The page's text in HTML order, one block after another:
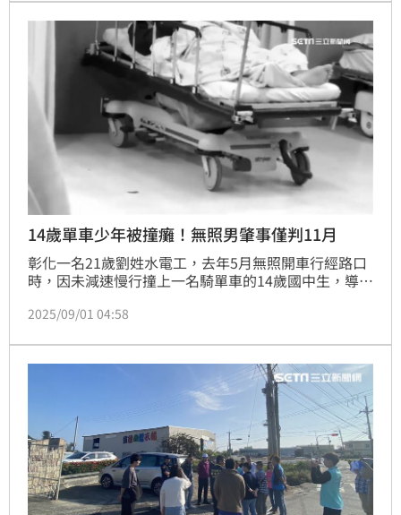
訴。
14歲單車少年被撞癱！無照男肇事僅判11月
彰化一名21歲劉姓水電工，去年5月無照開車行經路口
時，因未減速慢行撞上一名騎單車的14歲國中生，導致
專人照顧。彰化地院近日宣判，因劉男符合自首減刑條
2025/09/01 04:58